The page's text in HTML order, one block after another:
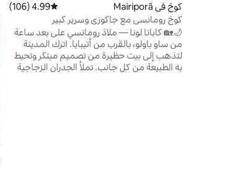
كوخ في Mairiporã متوسط التقييم 4.99 من 5، 106 مراجعات
4.99 (106)
كوخ رومانسي مع جاكوزي وسرير كبير
🌙🏡 كابانا لونا — ملاذ رومانسي على بعد ساعة
من ساو باولو، بالقرب من أتيبايا. اترك المدينة
لتذهب إلى بيت حظيرة من تصميم مبتكر وتحيط
به الطبيعة من كل جانب. تملأ الجدران الزجاجية